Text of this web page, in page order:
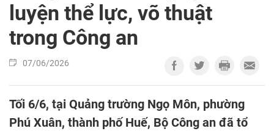
luyện thể lực, võ thuật
trong Công an
07/06/2026
Tối 6/6, tại Quảng trường Ngọ Môn, phường
Phú Xuân, thành phố Huế, Bộ Công an đã tổ